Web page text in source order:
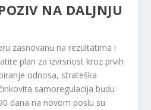
NA DALJNJU
zasnovanu na rezultatima i
plan za izvrsnost kroz prvih
odnosa, strateška
samoregulacija budu
dana na novom poslu su